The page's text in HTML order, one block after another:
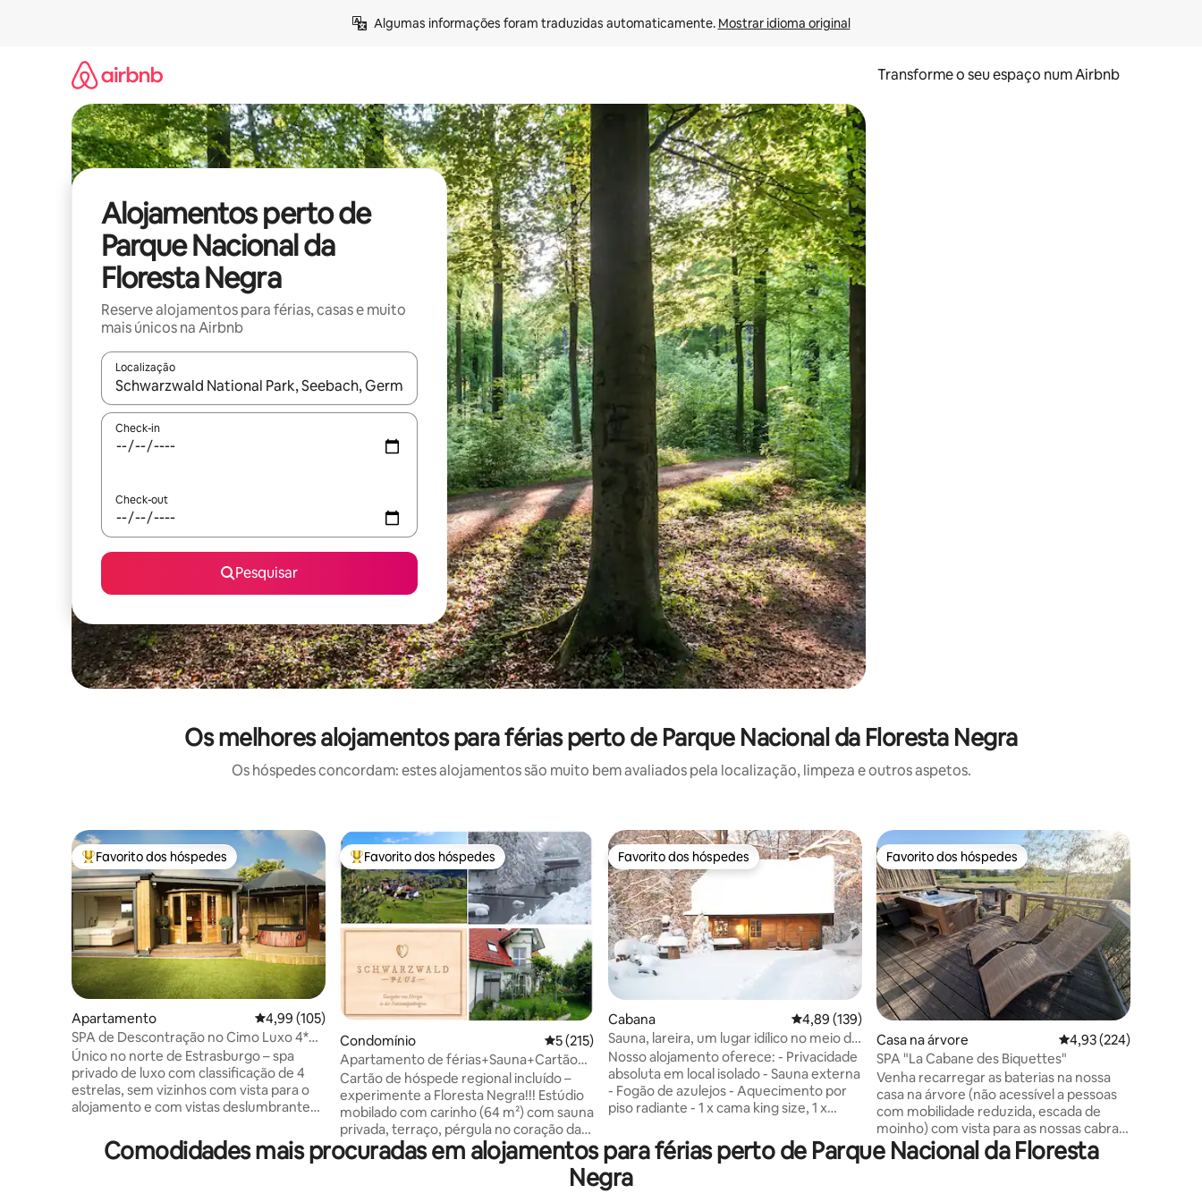
Algumas informações foram traduzidas automaticamente. Mostrar idioma original
Transforme o seu espaço num Airbnb
Alojamentos perto de
Parque Nacional da
Floresta Negra
Reserve alojamentos para férias, casas e muito
mais únicos na Airbnb
Localização
Quando os resultados estiverem disponíveis, navegue com as teclas de seta para cima e para baixo ou explore com gestos de toque ou deslize.
Check-in
Check-out
Pesquisar
Os melhores alojamentos para férias perto de Parque Nacional da Floresta Negra
Os hóspedes concordam: estes alojamentos são muito bem avaliados pela localização, limpeza e outros aspetos.
Favoritos dos hóspedes mais apreciados
Favorito dos hóspedes
Apartamento Classificação média de 4,99 em 5 estrelas, 105avaliações
4,99 (105)
SPA de Descontração no Cimo Luxo 4*
Vista e spa privado
Único no norte de Estrasburgo – spa
privado de luxo com classificação de 4
estrelas, sem vizinhos com vista para o
alojamento e com vistas deslumbrantes
Estrasburgo e Baden-Baden, a 10
minutos de Haguenau, a 1 hora do
Favoritos dos hóspedes mais apreciados
Favorito dos hóspedes
Condomínio Classificação média de 5 em 5 estrelas, 215avaliações
5 (215)
Apartamento de férias+Sauna+Cartão
de hóspede regional incluído
Cartão de hóspede regional incluído –
experimente a Floresta Negra!!! Estúdio
mobilado com carinho (64 m²) com sauna
privada, terraço, pérgula no coração da
Floresta Negra. Como extra: cartão de
hóspede regional, com muitas atividades
de lazer na região, como ciclismo, esqui,
Favorito dos hóspedes
Favorito dos hóspedes
Cabana Classificação média de 4,89 em 5 estrelas, 139avaliações
4,89 (139)
Sauna, lareira, um lugar idílico no meio da
Floresta Negra
Nosso alojamento oferece: - Privacidade
absoluta em local isolado - Sauna externa
- Fogão de azulejos - Aquecimento por
piso radiante - 1 x cama king size, 1 x
cozinha bem equipada com fogão de
indução, bancada de granito, máquina de
lavar louça, geladeira, cafeteira com filtro
- Banheiro com chuveiro e secador de
Favorito dos hóspedes
Favorito dos hóspedes
Casa na árvore Classificação média
4,93 (224)
SPA "La Cabane des Biquettes"
Venha recarregar as baterias na nossa
casa na árvore (não acessível a pessoas
com mobilidade reduzida, escada de
moinho) com vista para as nossas cabras
em miniatura, os nossos mini burros, os
nossos mini póneis, o nosso porco,
Comodidades mais procuradas em alojamentos para férias perto de Parque Nacional da Floresta
Negra